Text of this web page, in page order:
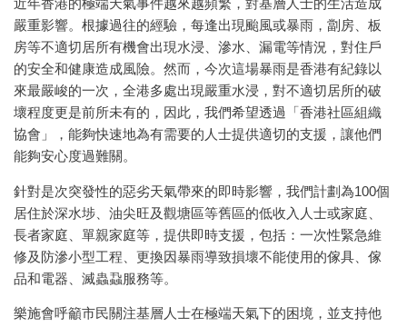
近年香港的極端天氣事件越來越頻繁，對基層人士的生活造成
嚴重影響。根據過往的經驗，每逢出現颱風或暴雨，劏房、板
房等不適切居所有機會出現水浸、滲水、漏電等情況，對住戶
的安全和健康造成風險。然而，今次這場暴雨是香港有紀錄以
來最嚴峻的一次，全港多處出現嚴重水浸，對不適切居所的破
壞程度更是前所未有的，因此，我們希望透過「香港社區組織
協會」，能夠快速地為有需要的人士提供適切的支援，讓他們
能夠安心度過難關。
針對是次突發性的惡劣天氣帶來的即時影響，我們計劃為100個
居住於深水埗、油尖旺及觀塘區等舊區的低收入人士或家庭、
長者家庭、單親家庭等，提供即時支援，包括：一次性緊急維
修及防滲小型工程、更換因暴雨導致損壞不能使用的傢具、傢
品和電器、滅蟲蝨服務等。
樂施會呼籲市民關注基層人士在極端天氣下的困境，並支持他